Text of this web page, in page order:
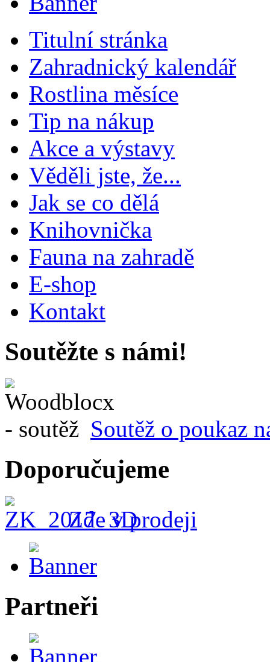
Titulní stránka
Zahradnický kalendář
Rostlina měsíce
Tip na nákup
Akce a výstavy
Věděli jste, že...
Jak se co dělá
Knihovnička
Fauna na zahradě
E-shop
Kontakt
Soutěžte s námi!
Soutěž o poukaz
Doporučujeme
Zde v prodeji
Partneři